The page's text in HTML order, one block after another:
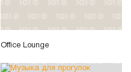
Office Lounge